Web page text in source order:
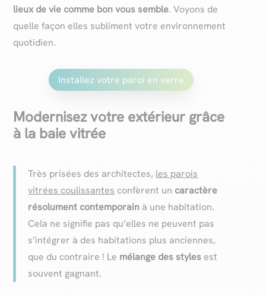
lieux de vie comme bon vous semble. Voyons de
quelle façon elles subliment votre environnement
quotidien.
Installez votre paroi en verre
Modernisez votre extérieur grâce
à la baie vitrée
Très prisées des architectes, les parois
vitrées coulissantes confèrent un caractère
résolument contemporain à une habitation.
Cela ne signifie pas qu’elles ne peuvent pas
s’intégrer à des habitations plus anciennes,
que du contraire ! Le mélange des styles est
souvent gagnant.